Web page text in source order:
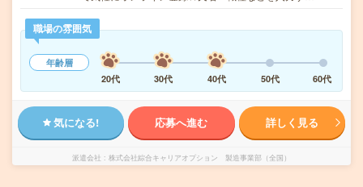
職場の雰囲気
年齢層
20代
30代 40代 50代 60代
気になる! 応募へ進む 詳しく見る
派遣会社 株式会社綜合キャリアオプション 製造事業部（全国）